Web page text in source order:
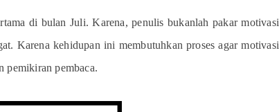
di bulan Juli. Karena, penulis bukanlah pakar motivasi
Karena kehidupan ini membutuhkan proses agar motivasi
pemikiran pembaca.